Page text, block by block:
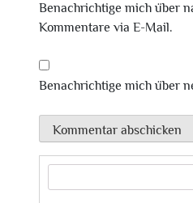
Benachrichtige mich über
Kommentare via E-Mail.
Benachrichtige mich über